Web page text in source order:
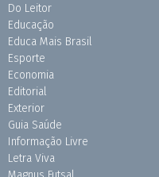
Do Leitor
Educação
Educa Mais Brasil
Esporte
Economia
Editorial
Exterior
Guia Saúde
Informação Livre
Letra Viva